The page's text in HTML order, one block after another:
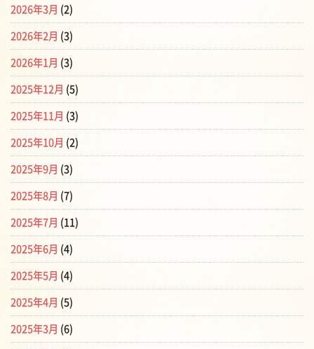
2026年3月 (2)
2026年2月 (3)
2026年1月 (3)
2025年12月 (5)
2025年11月 (3)
2025年10月 (2)
2025年9月 (3)
2025年8月 (7)
2025年7月 (11)
2025年6月 (4)
2025年5月 (4)
2025年4月 (5)
2025年3月 (6)